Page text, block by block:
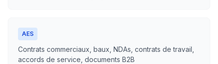
AES
Contrats commerciaux, baux, NDAs, contrats de travail,
accords de service, documents B2B